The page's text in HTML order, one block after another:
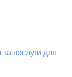
та послуги для